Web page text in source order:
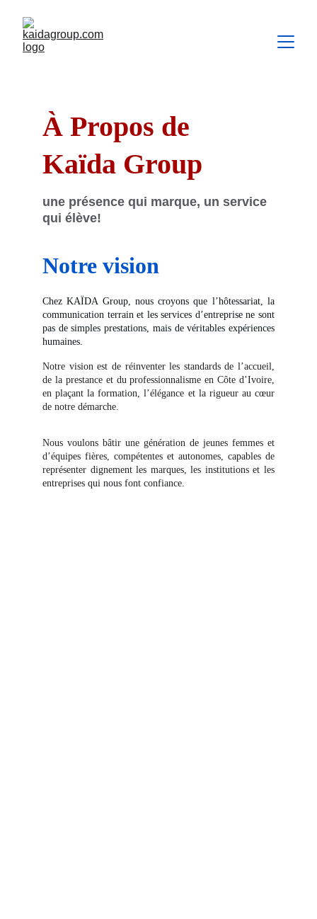
À Propos de
Kaïda Group
une présence qui marque, un service
qui élève!
Notre vision
Chez KAÏDA Group, nous croyons que l’hôtessariat, la
communication terrain et les services d’entreprise ne sont
pas de simples prestations, mais de véritables expériences
humaines.
Notre vision est de réinventer les standards de l’accueil,
de la prestance et du professionnalisme en Côte d’Ivoire,
en plaçant la formation, l’élégance et la rigueur au cœur
de notre démarche.
Nous voulons bâtir une génération de jeunes femmes et
d’équipes fières, compétentes et autonomes, capables de
représenter dignement les marques, les institutions et les
entreprises qui nous font confiance.